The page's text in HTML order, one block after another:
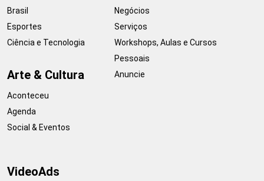
Brasil
Esportes
Ciência e Tecnologia
Arte & Cultura
Aconteceu
Agenda
Social & Eventos
Negócios
Serviços
Workshops, Aulas e Cursos
Pessoais
Anuncie
VideoAds